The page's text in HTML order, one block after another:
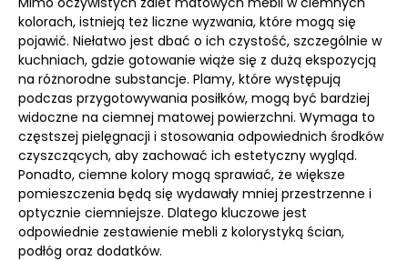
kolorach, istnieją też liczne wyzwania, które mogą się
pojawić. Niełatwo jest dbać o ich czystość, szczególnie w
kuchniach, gdzie gotowanie wiąże się z dużą ekspozycją
na różnorodne substancje. Plamy, które występują
podczas przygotowywania posiłków, mogą być bardziej
widoczne na ciemnej matowej powierzchni. Wymaga to
częstszej pielęgnacji i stosowania odpowiednich środków
czyszczących, aby zachować ich estetyczny wygląd.
Ponadto, ciemne kolory mogą sprawiać, że większe
pomieszczenia będą się wydawały mniej przestrzenne i
optycznie ciemniejsze. Dlatego kluczowe jest
odpowiednie zestawienie mebli z kolorystyką ścian,
podłóg oraz dodatków.